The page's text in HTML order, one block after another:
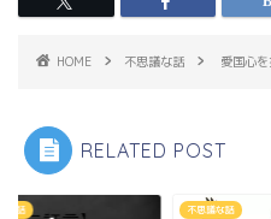
HOME 不思議な話 愛国心
RELATED POST
な話 不思議な話